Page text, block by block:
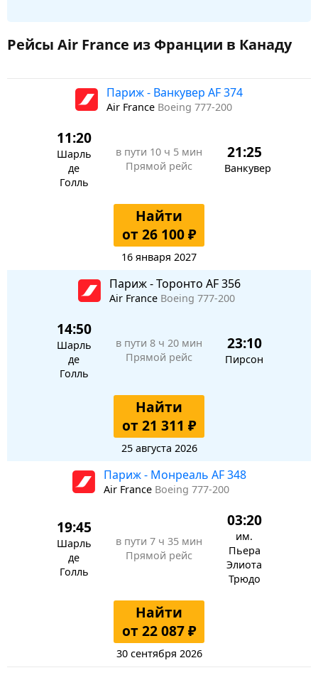
Рейсы Air France из Франции в Канаду
Париж - Ванкувер AF 374
Air France Boeing 777-200
11:20
Шарль
де
Голль
в пути 10 ч 5 мин
Прямой рейс
21:25
Ванкувер
Найти
от 26 100 ₽
16 января 2027
Париж - Торонто AF 356
Air France Boeing 777-200
14:50
Шарль
де
Голль
в пути 8 ч 20 мин
Прямой рейс
23:10
Пирсон
Найти
от 21 311 ₽
25 августа 2026
Париж - Монреаль AF 348
Air France Boeing 777-200
19:45
Шарль
де
Голль
в пути 7 ч 35 мин
Прямой рейс
03:20
им.
Пьера
Элиота
Трюдо
Найти
от 22 087 ₽
30 сентября 2026